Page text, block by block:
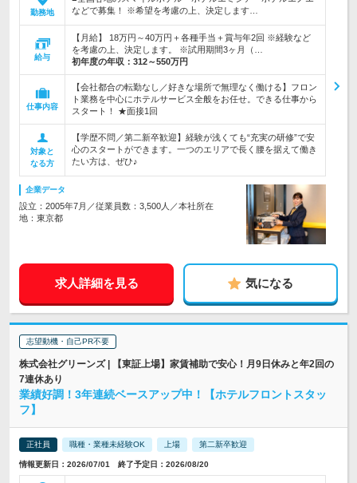
勤務地
などで募集！ ※希望を考慮の上、決定します…
給与
【月給】 18万円～40万円＋各種手当＋賞与年2回 ※経験など
を考慮の上、決定します。 ※試用期間3ヶ月（…
初年度の年収： 312～550万円
仕事内容
【会社都合の転勤なし／好きな場所で無理なく働ける】フロン
ト業務を中心にホテルサービス全般をお任せ。できる仕事から
スタート！ ★面接1回
対象と
なる方
【学歴不問／第二新卒歓迎】経験が浅くても“充実の研修”で安
心のスタートができます。一つのエリアで長く腰を据えて働き
たい方は、ぜひ♪
企業データ
設立：2005年7月／従業員数：3,500人／本社所在
地：東京都
求人詳細を見る 気になる
志望動機・自己PR不要
株式会社グリーンズ | 【東証上場】家賃補助で安心！月9日休みと年2回の
7連休あり
業績好調！3年連続ベースアップ中！【ホテルフロントスタッ
フ】
正社員 職種・業種未経験OK 上場 第二新卒歓迎
情報更新日：2026/07/01 終了予定日：2026/08/20